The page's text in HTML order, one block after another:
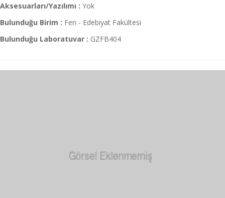
Aksesuarları/Yazılımı : Yok
Bulunduğu Birim : Fen - Edebiyat Fakültesi
Bulunduğu Laboratuvar : GZFB404